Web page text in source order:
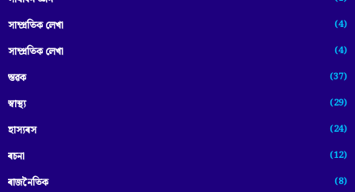
সাম্প্রতিক লেখা (4)
সাম্প্ৰতিক লেখা (4)
স্তৱক (37)
স্বাস্থ্য (29)
হাস্যৰস (24)
ৰচনা (12)
ৰাজনৈতিক (8)